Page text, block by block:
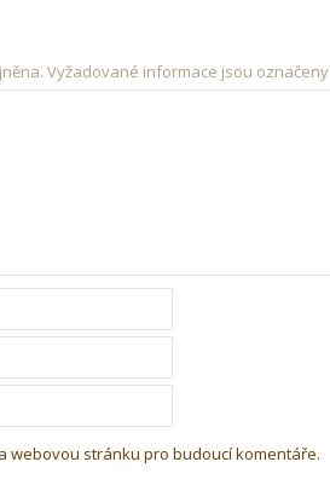
Vyžadované informace jsou označeny
webovou stránku pro budoucí komentáře.